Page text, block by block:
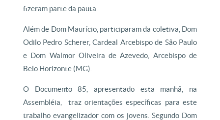
fizeram parte da pauta.
Além de Dom Maurício, participaram da coletiva, Dom
Odilo Pedro Scherer, Cardeal Arcebispo de São Paulo
e Dom Walmor Oliveira de Azevedo, Arcebispo de
Belo Horizonte (MG).
O Documento 85, apresentado esta manhã, na
Assembléia, traz orientações específicas para este
trabalho evangelizador com os jovens. Segundo Dom